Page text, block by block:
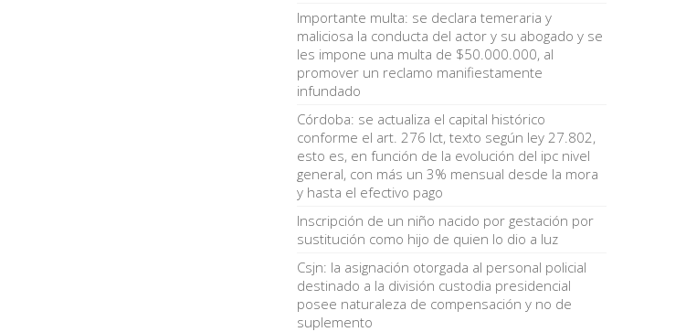
Importante multa: se declara temeraria y
maliciosa la conducta del actor y su abogado y se
les impone una multa de $50.000.000, al
promover un reclamo manifiestamente
infundado
Córdoba: se actualiza el capital histórico
conforme el art. 276 lct, texto según ley 27.802,
esto es, en función de la evolución del ipc nivel
general, con más un 3% mensual desde la mora
y hasta el efectivo pago
Inscripción de un niño nacido por gestación por
sustitución como hijo de quien lo dio a luz
Csjn: la asignación otorgada al personal policial
destinado a la división custodia presidencial
posee naturaleza de compensación y no de
suplemento